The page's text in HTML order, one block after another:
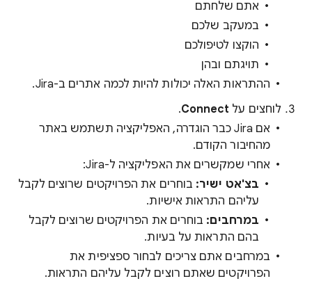
אתם שלחתם
במעקב שלכם
הוקצו לטיפולכם
תויגתם ובהן
ההתראות האלה יכולות להיות לכמה אתרים ב-Jira.
לוחצים על Connect
.
אם Jira כבר הוגדרה, האפליקציה תשתמש באתר
מהחיבור הקודם.
אחרי שמקשרים את האפליקציה ל-Jira:
בצ'אט ישיר: בוחרים את הפרויקטים שרוצים לקבל
עליהם התראות אישיות.
במרחבים: בוחרים את הפרויקטים שרוצים לקבל
בהם התראות על בעיות.
במרחבים אתם צריכים לבחור ספציפית את
הפרויקטים שאתם רוצים לקבל עליהם התראות.